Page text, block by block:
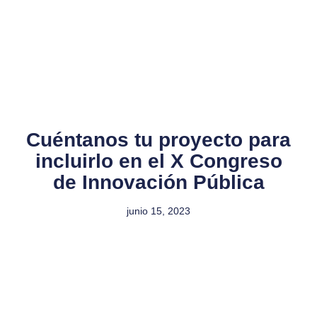
Cuéntanos tu proyecto para
incluirlo en el X Congreso
de Innovación Pública
junio 15, 2023